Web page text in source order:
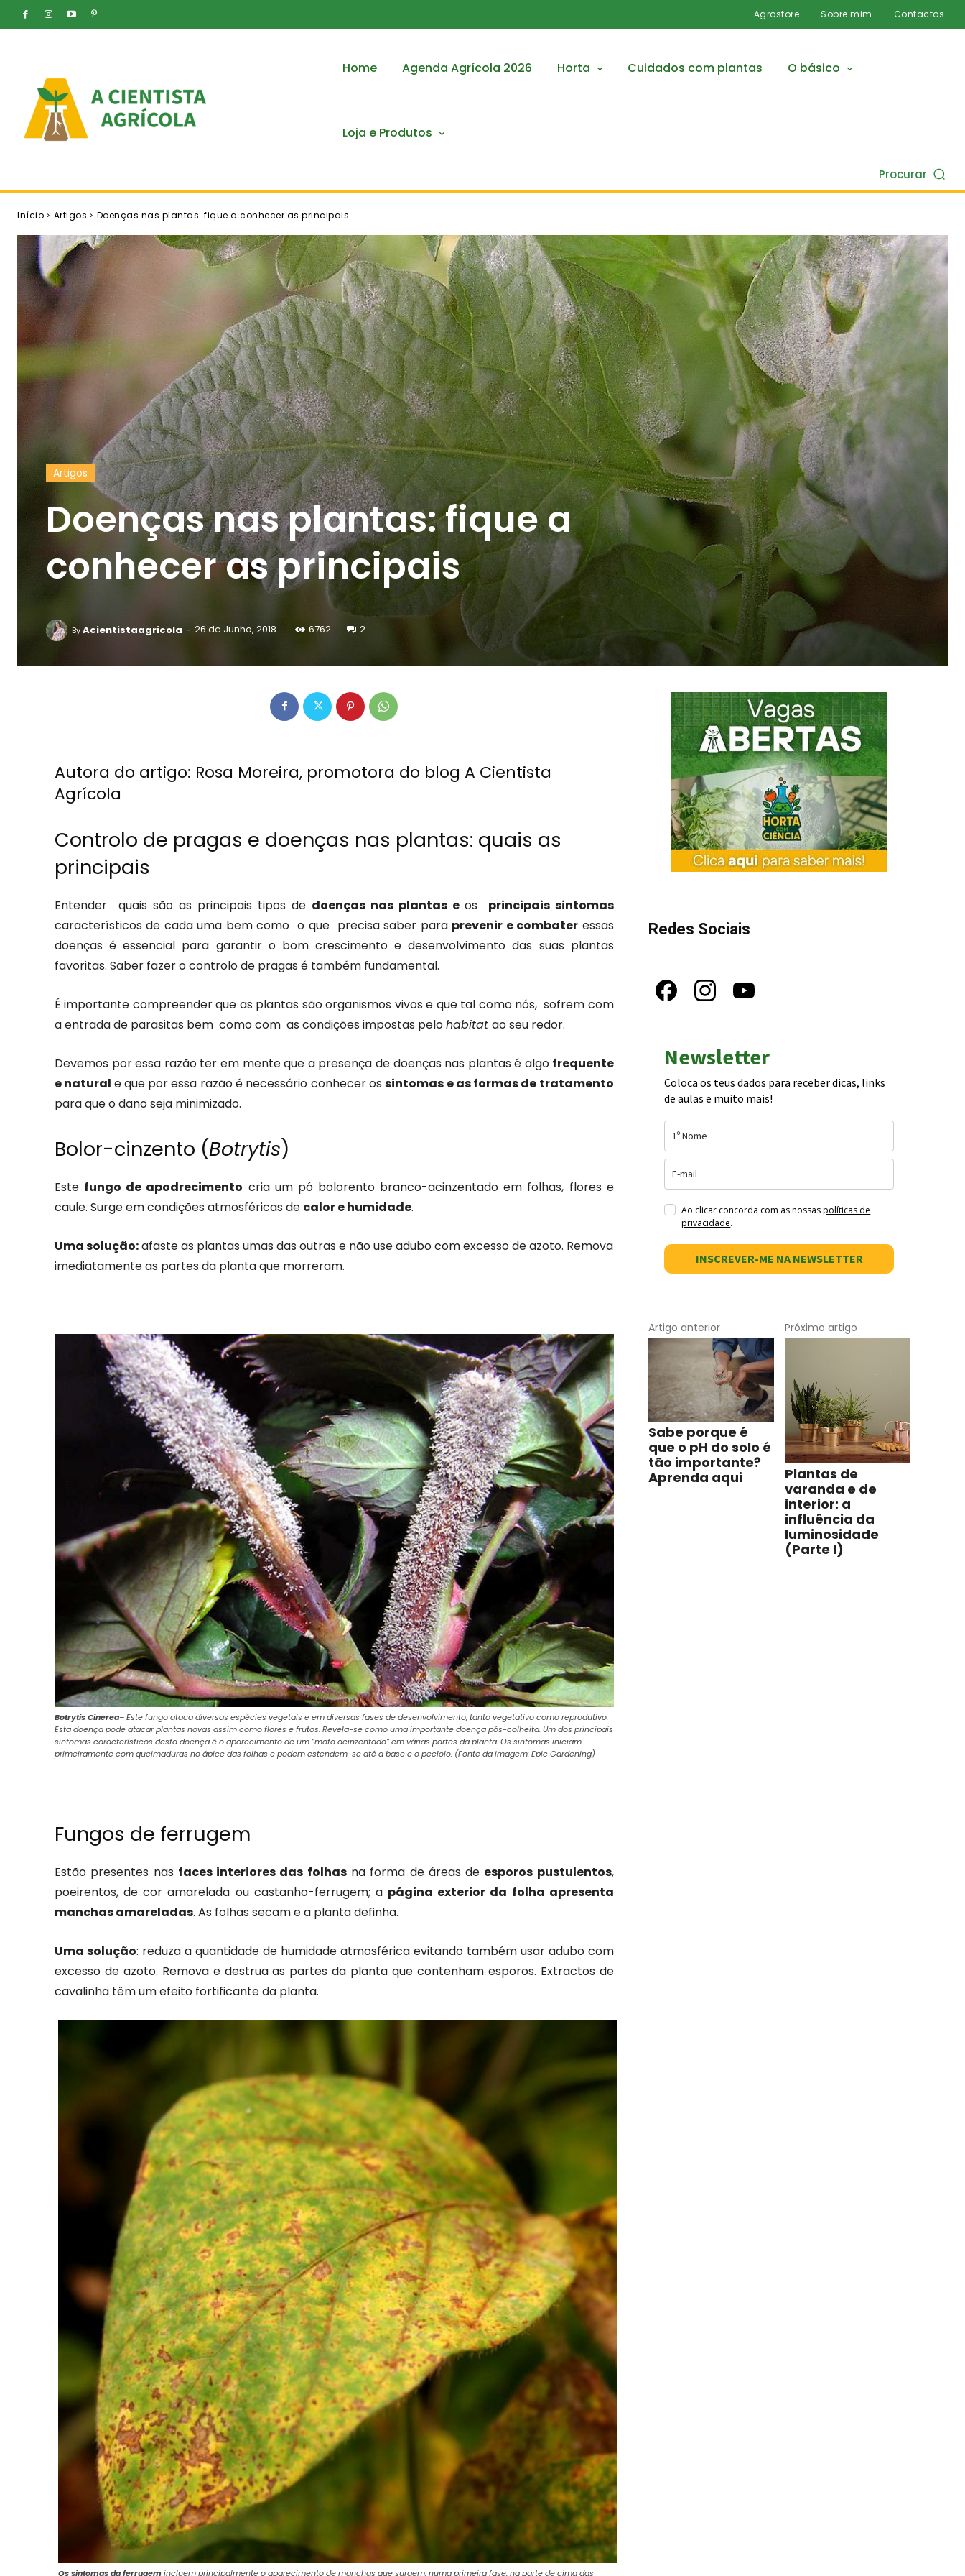
Agrostore Sobre mim Contactos
Home Agenda Agrícola 2026 Horta Cuidados com plantas O básico
Loja e Produtos
Procurar
Início Artigos Doenças nas plantas: fique a conhecer as principais
Artigos
Doenças nas plantas: fique a
conhecer as principais
ByAcientistaagricola - 26 de Junho, 2018 6762 2
Autora do artigo: Rosa Moreira, promotora do blog A Cientista
Agrícola
Controlo de pragas e doenças nas plantas: quais as
principais
Entender quais são as principais tipos de doenças nas plantas e os
principais sintomas
característicos de cada uma bem como o que precisa saber para prevenir e combater essas
doenças é essencial para garantir o bom crescimento e desenvolvimento das suas plantas
favoritas. Saber fazer o controlo de pragas é também fundamental.
É importante compreender que as plantas são organismos vivos e que tal como nós, sofrem com
a entrada de parasitas bem como com as condições impostas pelohabitat ao seu redor.
Devemos por essa razão ter em mente que a presença de doenças nas plantas é algo frequente
e natural e que por essa razão é necessário conhecer ossintomas e as formas de tratamento
para que o dano seja minimizado.
Bolor-cinzento (Botrytis)
Este fungo de apodrecimento cria um pó bolorento branco-acinzentado em folhas, flores e
caule. Surge em condições atmosféricas de calor e humidade.
Uma solução:afaste as plantas umas das outras e não use adubo com excesso de azoto. Remova
imediatamente as partes da planta que morreram.
Botrytis Cinerea– Este fungo ataca diversas espécies vegetais e em diversas fases de desenvolvimento, tanto vegetativo como reprodutivo.
Esta doença pode atacar plantas novas assim como flores e frutos. Revela-se como uma importante doença pós-colheita. Um dos principais
sintomas característicos desta doença é o aparecimento de um “mofo acinzentado” em várias partes da planta. Os sintomas iniciam
primeiramente com queimaduras no ápice das folhas e podem estendem-se até a base e o pecíolo. (Fonte da imagem: Epic Gardening)
Fungos de ferrugem
Estão presentes nas faces interiores das folhasna forma de áreas de esporos pustulentos,
poeirentos, de cor amarelada ou castanho-ferrugem; a página exterior da folha apresenta
manchas amareladas. As folhas secam e a planta definha.
Uma solução: reduza a quantidade de humidade atmosférica evitando também usar adubo com
excesso de azoto. Remova e destrua as partes da planta que contenham esporos. Extractos de
cavalinha têm um efeito fortificante da planta.
Os sintomas da ferrugem incluem principalmente o aparecimento de manchas que surgem, numa primeira fase, na parte de cima das
Redes Sociais
Newsletter
Coloca os teus dados para receber dicas, links
de aulas e muito mais!
Ao clicar concorda com as nossaspolíticas de
privacidade.
INSCREVER-ME NA NEWSLETTER
Artigo anterior
Sabe porque é
que o pH do solo é
tão importante?
Aprenda aqui
Próximo artigo
Plantas de
varanda e de
interior: a
influência da
luminosidade
(Parte I)